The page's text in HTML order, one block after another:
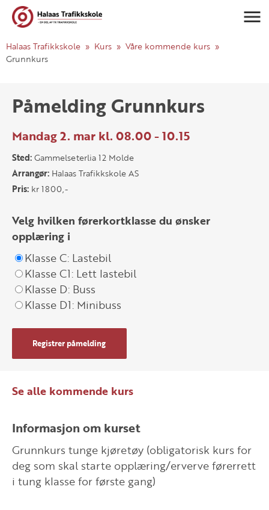
Halaas Trafikkskole Kurs
Våre kommende kurs
Grunnkurs
Påmelding Grunnkurs
Mandag 2. mar kl. 08.00 - 10.15
Sted:Gammelseterlia 12 Molde
Arrangør: Halaas Trafikkskole AS
Pris: kr 1800,-
Velg hvilken førerkortklasse du ønsker
opplæring i
Klasse C: Lastebil
Klasse C1: Lett lastebil
Klasse D: Buss
Klasse D1: Minibuss
Registrer påmelding
Se alle kommende kurs
Informasjon om kurset
Grunnkurs tunge kjøretøy (obligatorisk kurs for
deg som skal starte opplæring/erverve førerrett
i tung klasse for første gang)